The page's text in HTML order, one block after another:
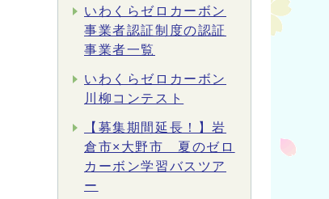
いわくらゼロカーボン
事業者認証制度の認証
事業者一覧
いわくらゼロカーボン
川柳コンテスト
【募集期間延長！】岩
倉市×大野市 夏のゼロ
カーボン学習バスツア
ー